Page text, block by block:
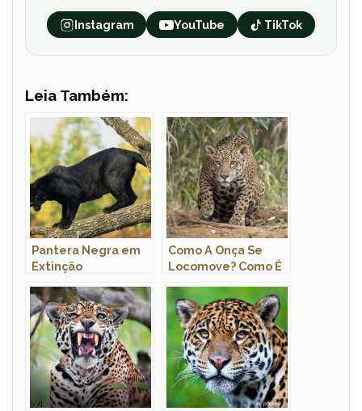
Instagram YouTube TikTok
Leia Também:
Pantera Negra em
Extinção
Como A Onça Se
Locomove? Como É
Locomotor Da Onça?